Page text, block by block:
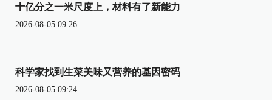
十亿分之一米尺度上，材料有了新能力
2026-08-05 09:26
科学家找到生菜美味又营养的基因密码
2026-08-05 09:24